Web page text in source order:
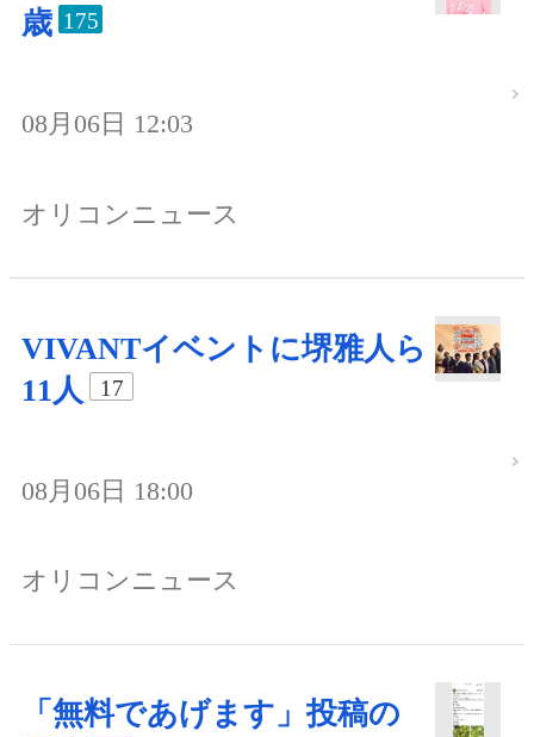
歳 175
08月06日 12:03
オリコンニュース
VIVANTイベントに堺雅人ら
11人
17
08月06日 18:00
オリコンニュース
「無料であげます」投稿の